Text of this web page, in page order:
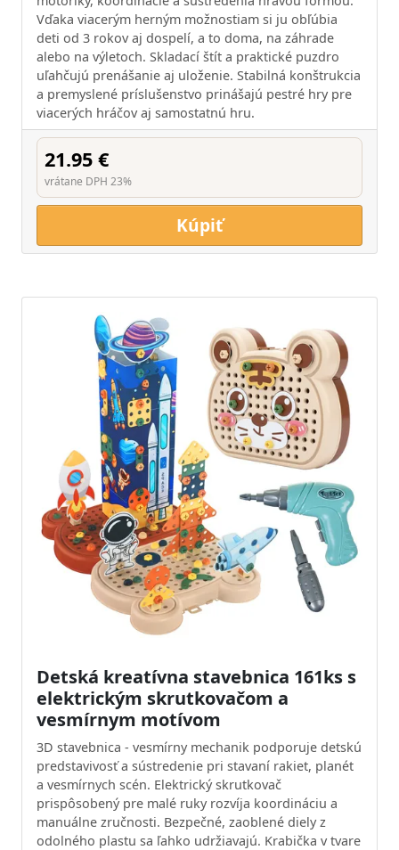
Vďaka viacerým herným možnostiam si ju obľúbia
deti od 3 rokov aj dospelí, a to doma, na záhrade
alebo na výletoch. Skladací štít a praktické puzdro
uľahčujú prenášanie aj uloženie. Stabilná konštrukcia
a premyslené príslušenstvo prinášajú pestré hry pre
viacerých hráčov aj samostatnú hru.
21.95 €
vrátane DPH 23%
Kúpiť
Detská kreatívna stavebnica 161ks s
elektrickým skrutkovačom a
vesmírnym motívom
3D stavebnica - vesmírny mechanik podporuje detskú
predstavivosť a sústredenie pri stavaní rakiet, planét
a vesmírnych scén. Elektrický skrutkovač
prispôsobený pre malé ruky rozvíja koordináciu a
manuálne zručnosti. Bezpečné, zaoblené diely z
odolného plastu sa ľahko udržiavajú. Krabička v tvare